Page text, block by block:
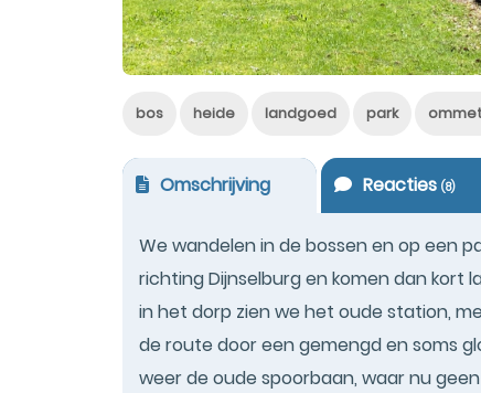
bos heide landgoed park
Omschrijving Reacties(8)
We wandelen in de bossen en op een
richting Dijnselburg en komen dan kort
in het dorp zien we het oude station,
de route door een gemengd en soms
weer de oude spoorbaan, waar nu